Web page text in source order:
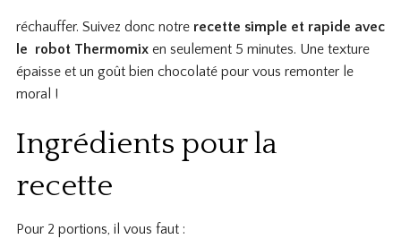
réchauffer. Suivez donc notre recette simple et rapide avec
le robot Thermomix en seulement 5 minutes. Une texture
épaisse et un goût bien chocolaté pour vous remonter le
moral !
Ingrédients pour la
recette
Pour 2 portions, il vous faut :